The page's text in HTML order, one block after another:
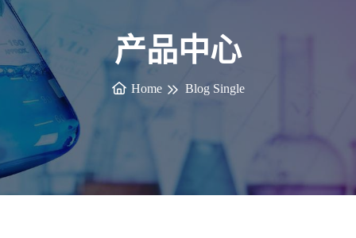
产品中心
Home Blog Single